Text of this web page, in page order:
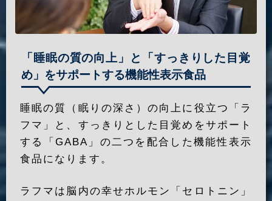
「睡眠の質の向上」と「すっきりした目覚
め」をサポートする機能性表示食品
睡眠の質（眠りの深さ）の向上に役立つ「ラ
フマ」と、すっきりとした目覚めをサポート
する「GABA」の二つを配合した機能性表示
食品になります。
ラフマは脳内の幸せホルモン「セロトニン」